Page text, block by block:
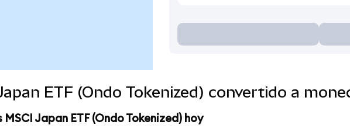
ETF (Ondo Tokenized) convertido a
Japan ETF (Ondo Tokenized) hoy